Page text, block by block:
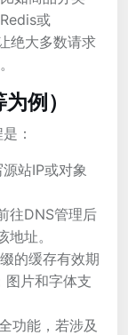
或
绝大多数请求
例）
：
站IP或对象
往DNS管理后
址。
的缓存有效期
图片和字体支
功能，若涉及